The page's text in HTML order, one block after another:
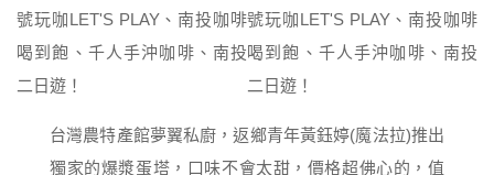
台灣農特產館夢翼私廚，返鄉青年黃鈺婷(魔法拉)推出
獨家的爆漿蛋塔，口味不會太甜，價格超佛心的，值